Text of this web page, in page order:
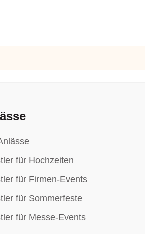
für Hochzeiten
für Firmen-Events
für Sommerfeste
für Messe-Events